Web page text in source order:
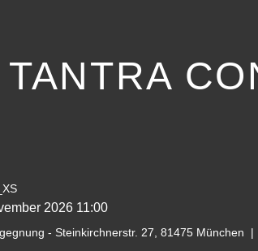
2026 11:00
- Steinkirchnerstr. 27, 81475 München |